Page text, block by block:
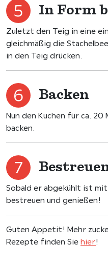
In Form
Zuletzt den Teig in eine
gleichmäßig die
in den Teig drücken.
Backen
Nun den Kuchen für ca.
backen.
Sobald er abgekühlt ist mit
bestreuen und genießen!
Guten Appetit! Mehr
Rezepte finden Sie hier!